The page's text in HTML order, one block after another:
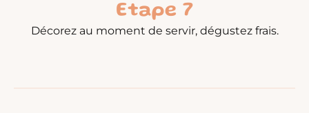
Etape 7
Décorez au moment de servir, dégustez frais.